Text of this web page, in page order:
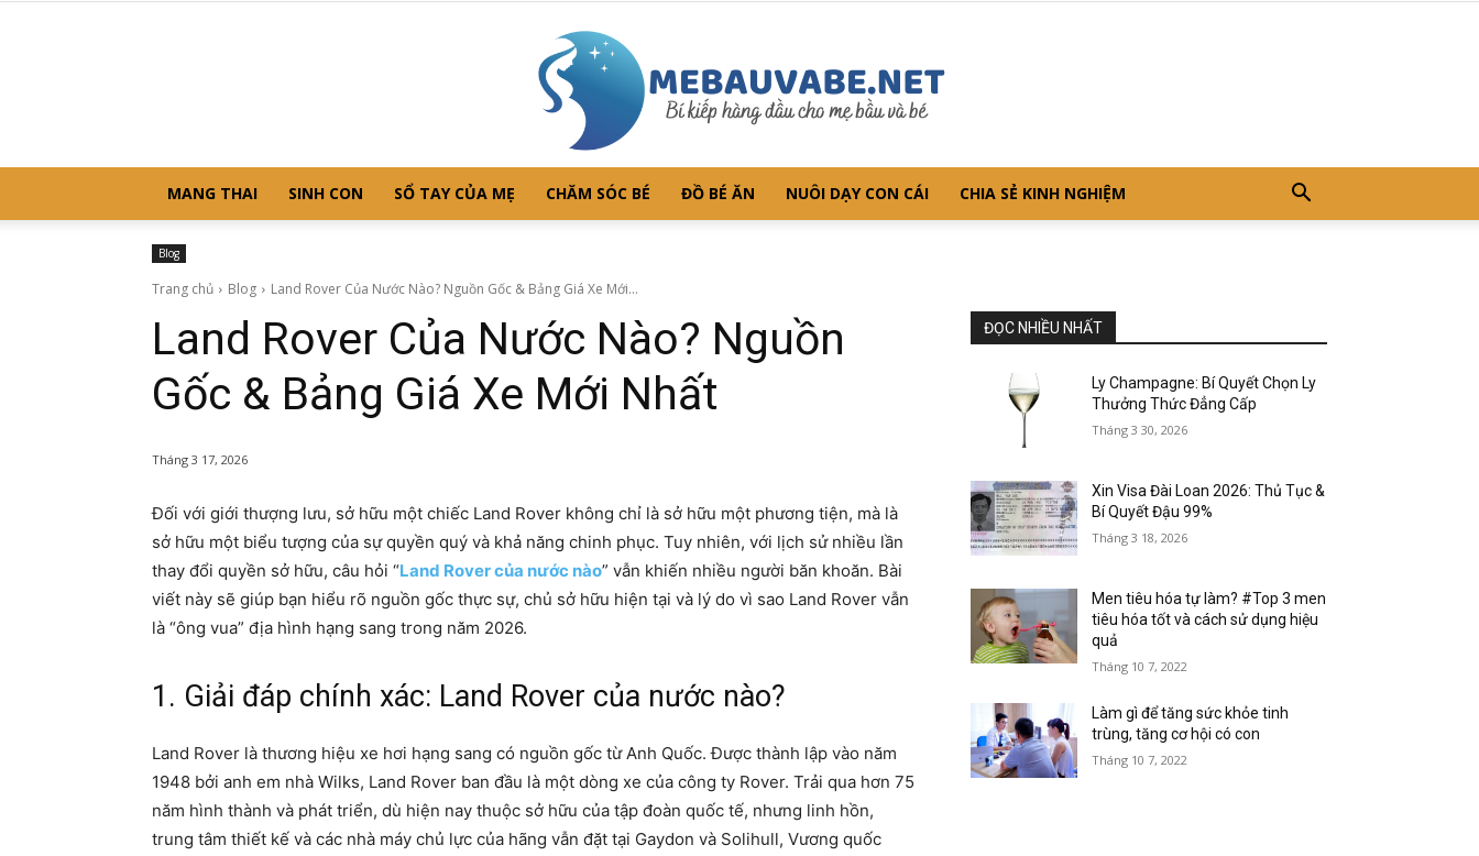
Chia
bí
MANG THAI SINH CON SỔ TAY CỦA MẸ CHĂM SÓC BÉ ĐỒ BÉ ĂN NUÔI DẠY CON CÁI CHIA SẺ KINH NGHIỆM
Blog
Trang chủ Blog Land Rover Của Nước Nào? Nguồn Gốc & Bảng Giá Xe Mới...
Land Rover Của Nước Nào? Nguồn
Gốc & Bảng Giá Xe Mới Nhất
Tháng 3 17, 2026
Đối với giới thượng lưu, sở hữu một chiếc Land Rover không chỉ là sở hữu một phương tiện, mà là
sở hữu một biểu tượng của sự quyền quý và khả năng chinh phục. Tuy nhiên, với lịch sử nhiều lần
thay đổi quyền sở hữu, câu hỏi “Land Rover của nước nào” vẫn khiến nhiều người băn khoăn. Bài
viết này sẽ giúp bạn hiểu rõ nguồn gốc thực sự, chủ sở hữu hiện tại và lý do vì sao Land Rover vẫn
là “ông vua” địa hình hạng sang trong năm 2026.
1. Giải đáp chính xác: Land Rover của nước nào?
Land Rover là thương hiệu xe hơi hạng sang có nguồn gốc từ Anh Quốc. Được thành lập vào năm
1948 bởi anh em nhà Wilks, Land Rover ban đầu là một dòng xe của công ty Rover. Trải qua hơn 75
năm hình thành và phát triển, dù hiện nay thuộc sở hữu của tập đoàn quốc tế, nhưng linh hồn,
trung tâm thiết kế và các nhà máy chủ lực của hãng vẫn đặt tại Gaydon và Solihull, Vương quốc
ĐỌC NHIỀU NHẤT
Ly Champagne: Bí Quyết Chọn Ly
Thưởng Thức Đẳng Cấp
Tháng 3 30, 2026
Xin Visa Đài Loan 2026: Thủ Tục &
Bí Quyết Đậu 99%
Tháng 3 18, 2026
Men tiêu hóa tự làm? #Top 3 men
tiêu hóa tốt và cách sử dụng hiệu
quả
Tháng 10 7, 2022
Làm gì để tăng sức khỏe tinh
trùng, tăng cơ hội có con
Tháng 10 7, 2022